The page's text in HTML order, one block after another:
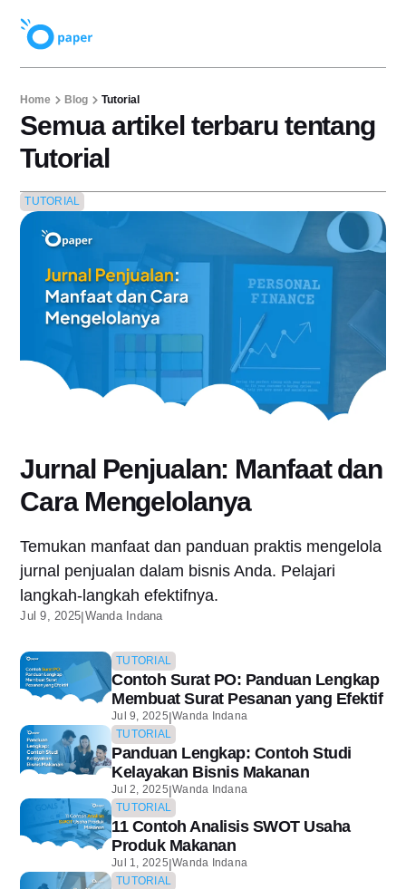
Home Blog Tutorial
Semua artikel terbaru tentang
Tutorial
TUTORIAL
Jurnal Penjualan: Manfaat dan
Cara Mengelolanya
Temukan manfaat dan panduan praktis mengelola
jurnal penjualan dalam bisnis Anda. Pelajari
langkah-langkah efektifnya.
Jul 9, 2025|Wanda Indana
TUTORIAL
Contoh Surat PO: Panduan Lengkap
Membuat Surat Pesanan yang Efektif
Jul 9, 2025|Wanda Indana
TUTORIAL
Panduan Lengkap: Contoh Studi
Kelayakan Bisnis Makanan
Jul 2, 2025|Wanda Indana
TUTORIAL
11 Contoh Analisis SWOT Usaha
Produk Makanan
Jul 1, 2025|Wanda Indana
TUTORIAL